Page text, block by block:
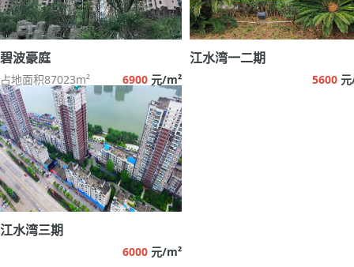
碧波豪庭
占地面积87023m² 6900 元/m²
江水湾一二期
5600
江水湾三期
6000 元/m²